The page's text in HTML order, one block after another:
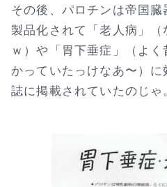
その後、パロチンは帝国
製品化されて「老人病」
ｗ）や「胃下垂症」（よ
かっていたっけなあ〜）
誌に掲載されていたのじゃ